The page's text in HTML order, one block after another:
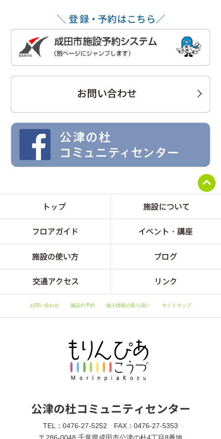
お問い合わせ 施設の予約 個人情報の取り扱い サイトマップ
TEL：0476-27-5252 FAX：0476-27-5353
〒286-0048 千葉県成田市公津の杜4丁目8番地